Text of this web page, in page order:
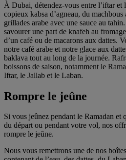
À Dubai, détendez-vous entre l’iftar et
copieux kabsa d’agneau, du
grillades arabe avec une sauce au
savourer une part de knafeh au
d’un café ou de macarons aux dattes.
notre café arabe et notre glace aux
baklava tout au long de la journée.
boissons de saison, notamment le
Iftar, le Jallab et le Laban.
Rompre le jeûne
Si vous jeûnez pendant le Ramadan et
du départ ou pendant votre vol, nos
rompre le jeûne.
Nous vous remettrons une de nos